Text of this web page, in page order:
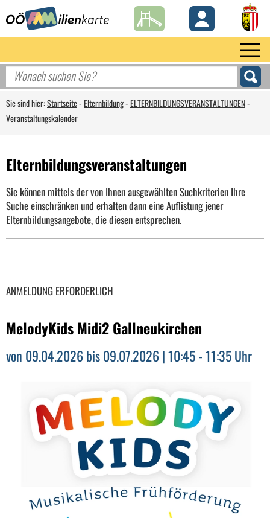
Sie sind hier:Startseite-Elternbildung-ELTERNBILDUNGSVERANSTALTUNGEN-
Veranstaltungskalender
Elternbildungsveranstaltungen
Sie können mittels der von Ihnen ausgewählten Suchkriterien Ihre
Suche einschränken und erhalten dann eine Auflistung jener
Elternbildungsangebote, die diesen entsprechen.
ANMELDUNG ERFORDERLICH
MelodyKids Midi2 Gallneukirchen
von 09.04.2026 bis 09.07.2026 | 10:45 - 11:35 Uhr